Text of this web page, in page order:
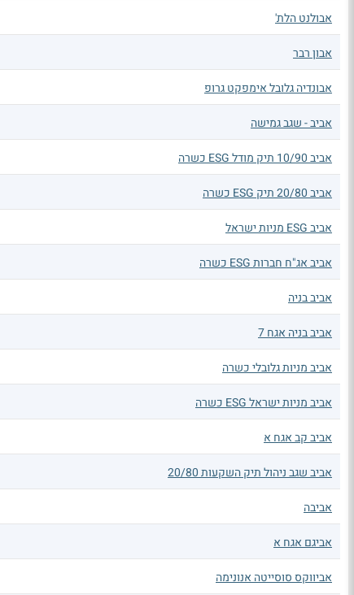
אבולנט הלת'
אבון רבר
אבונדיה גלובל אימפקט גרופ
אביב - שגב גמישה
אביב 10/90 תיק מודל ESG כשרה
אביב 20/80 תיק ESG כשרה
אביב ESG מניות ישראל
אביב אג"ח חברות ESG כשרה
אביב בניה
אביב בניה אגח 7
אביב מניות גלובלי כשרה
אביב מניות ישראל ESG כשרה
אביב קב אגח א
אביב שגב ניהול תיק השקעות 20/80
אביבה
אביגם אגח א
אביווקס סוסייטה אנונימה